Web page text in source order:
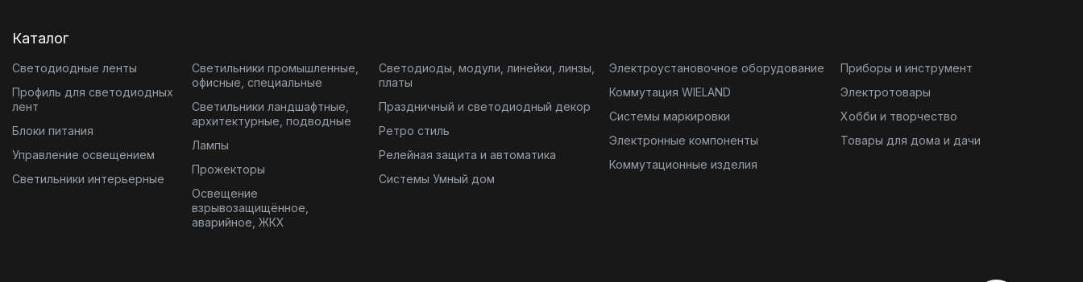
Каталог
Светодиодные ленты
Профиль для светодиодных
лент
Блоки питания
Управление освещением
Светильники интерьерные
Светильники промышленные,
офисные, специальные
Светильники ландшафтные,
архитектурные, подводные
Лампы
Прожекторы
Освещение
взрывозащищённое,
аварийное, ЖКХ
Светодиоды, модули, линейки, линзы,
платы
Праздничный и светодиодный декор
Ретро стиль
Релейная защита и автоматика
Системы Умный дом
Электроустановочное оборудование
Коммутация WIELAND
Системы маркировки
Электронные компоненты
Коммутационные изделия
Приборы и инструмент
Электротовары
Хобби и творчество
Товары для дома и дачи